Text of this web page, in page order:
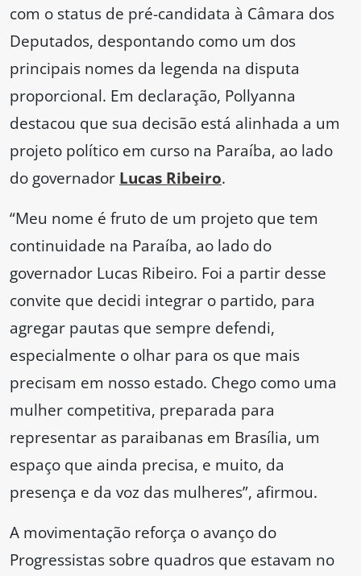
com o status de pré-candidata à Câmara dos
Deputados, despontando como um dos
principais nomes da legenda na disputa
proporcional. Em declaração, Pollyanna
destacou que sua decisão está alinhada a um
projeto político em curso na Paraíba, ao lado
do governador Lucas Ribeiro.
“Meu nome é fruto de um projeto que tem
continuidade na Paraíba, ao lado do
governador Lucas Ribeiro. Foi a partir desse
convite que decidi integrar o partido, para
agregar pautas que sempre defendi,
especialmente o olhar para os que mais
precisam em nosso estado. Chego como uma
mulher competitiva, preparada para
representar as paraibanas em Brasília, um
espaço que ainda precisa, e muito, da
presença e da voz das mulheres”, afirmou.
A movimentação reforça o avanço do
Progressistas sobre quadros que estavam no